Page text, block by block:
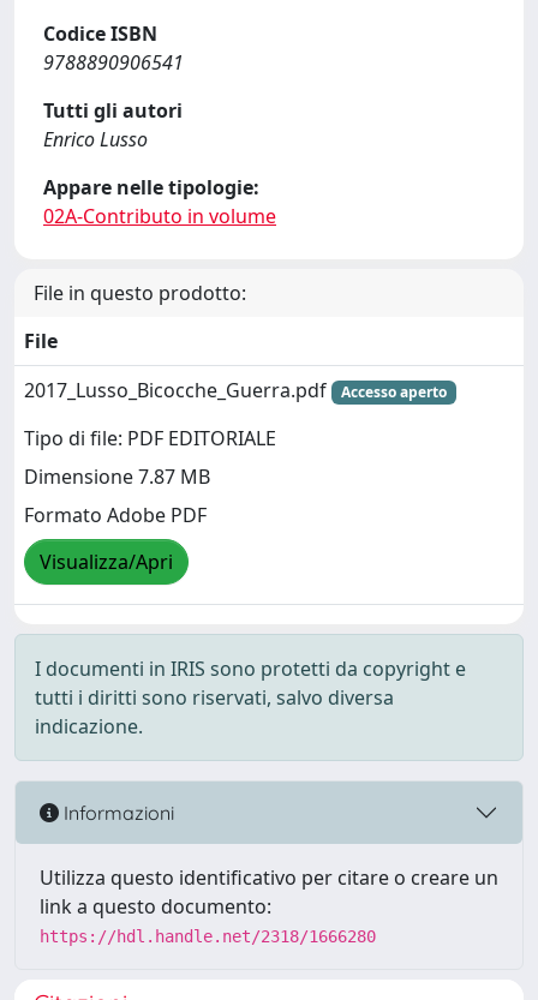
Codice ISBN
9788890906541
Tutti gli autori
Enrico Lusso
Appare nelle tipologie:
02A-Contributo in volume
File in questo prodotto:
File
2017_Lusso_Bicocche_Guerra.pdf
Accesso aperto
Tipo di file: PDF EDITORIALE
Dimensione 7.87 MB
Formato Adobe PDF
Visualizza/Apri
I documenti in IRIS sono protetti da copyright e
tutti i diritti sono riservati, salvo diversa
indicazione.
Informazioni
Utilizza questo identificativo per citare o creare un
link a questo documento:
https://hdl.handle.net/2318/1666280